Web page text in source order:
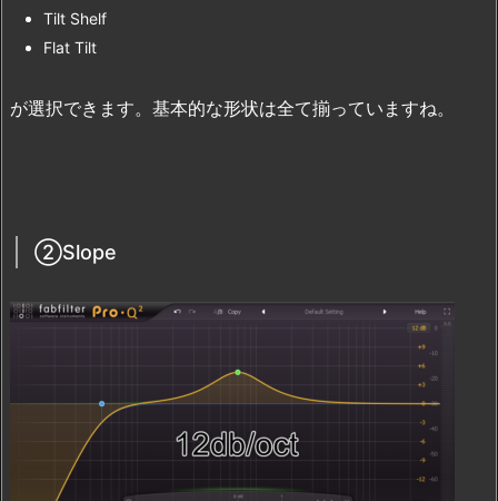
Tilt Shelf
Flat Tilt
が選択できます。基本的な形状は全て揃っていますね。
②Slope